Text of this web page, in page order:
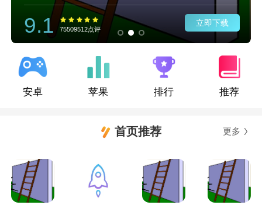
9.1 75509512点评
立即下载
安卓 苹果 排行 推荐
首页推荐 更多